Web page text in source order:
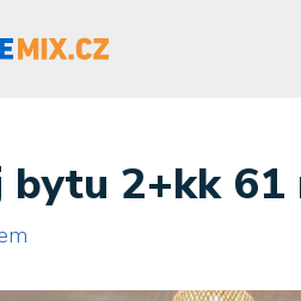
bytu 2+kk 61